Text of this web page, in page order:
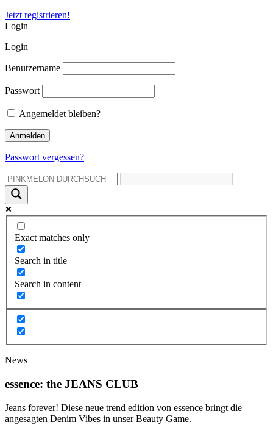
Jetzt registrieren!
Login
Login
Benutzername
Passwort
Angemeldet bleiben?
Passwort vergessen?
Exact matches only
Search in title
Search in content
News
essence: the JEANS CLUB
Jeans forever! Diese neue trend edition von essence bringt die
angesagten Denim Vibes in unser Beauty Game.